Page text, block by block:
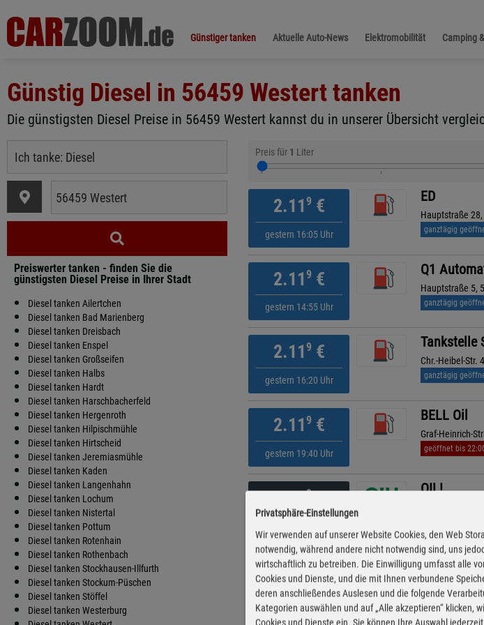
Günstiger tanken Aktuelle Auto-News Elektromobilität Camping
Günstig Diesel in 56459 Westerttanken
Die günstigsten Diesel Preise in 56459 Westert kannst du in unserer Übersicht
Preiswerter tanken - finden Sie die
günstigsten Diesel Preise in Ihrer Stadt
Diesel tanken Ailertchen
Diesel tanken Bad Marienberg
Diesel tanken Dreisbach
Diesel tanken Enspel
Diesel tanken Großseifen
Diesel tanken Halbs
Diesel tanken Hardt
Diesel tanken Harschbacherfeld
Diesel tanken Hergenroth
Diesel tanken Hilpischmühle
Diesel tanken Hirtscheid
Diesel tanken Jeremiasmühle
Diesel tanken Kaden
Diesel tanken Langenhahn
Diesel tanken Lochum
Diesel tanken Nistertal
Diesel tanken Pottum
Diesel tanken Rotenhain
Diesel tanken Rothenbach
Diesel tanken Stockhausen-Illfurth
Diesel tanken Stockum-Püschen
Diesel tanken Stöffel
Diesel tanken Westerburg
Preis für 1 Liter
2.11 9€
gestern 16:05 Uhr
ED
Hauptstraße
ganztägig
2.11 9€
gestern 14:55 Uhr
Q1
Hauptstraße 5,
ganztägig
2.11 9€
gestern 16:20 Uhr
Tankstelle
Chr.-Heibel-Str.
ganztägig
2.11 9€
gestern 19:40 Uhr
BELL Oil
Graf-Heinrich-
geöffnet bis
2.129€ OIL!
2.129€
gestern 16:30 Uhr
ARAL
Christian Heibel
ganztägig
Privatsphäre-Einstellungen
Wir verwenden auf unserer Website Cookies, den Web
notwendig, während andere nicht notwendig sind, uns
wirtschaftlich zu betreiben. Die Einwilligung umfasst alle
Cookies und Dienste, und die mit Ihnen verbundene
deren anschließendes Auslesen und die folgende
Kategorien auswählen und auf „Alle akzeptieren“ klicken,
Cookies und Dienste ein. Sie können Ihre Auswahl